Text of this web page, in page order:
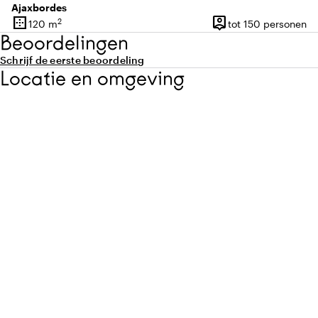
Ajaxbordes
border_outer
Oppervlakte
120 m2 person_pin
Capaciteit
tot 150 personen
Beoordelingen
Schrijf de eerste beoordeling
Locatie en omgeving